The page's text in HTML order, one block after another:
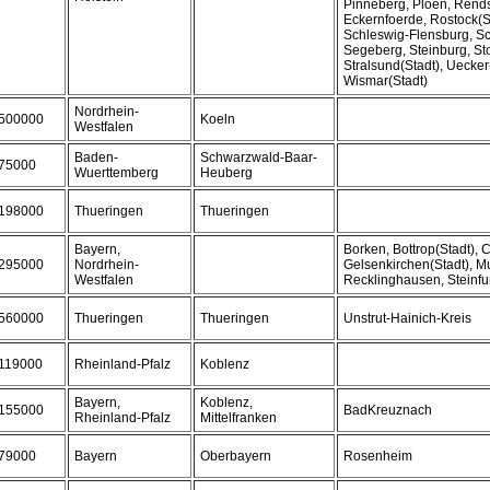
Pinneberg, Ploen,
Eckernfoerde,
Schleswig-Flensburg,
Segeberg, Steinburg,
Stralsund(Stadt),
Wismar(Stadt)
Nordrhein-
Westfalen
Koeln
Baden-
Wuerttemberg
Schwarzwald-Baar-
Heuberg
Thueringen Thueringen
Bayern,
Nordrhein-
Westfalen
Borken, Bottrop(Stadt),
Gelsenkirchen(Stadt),
Recklinghausen,
Thueringen Thueringen Unstrut-Hainich-Kreis
Rheinland-Pfalz Koblenz
Bayern,
Rheinland-Pfalz
Koblenz,
Mittelfranken
BadKreuznach
Bayern Oberbayern Rosenheim